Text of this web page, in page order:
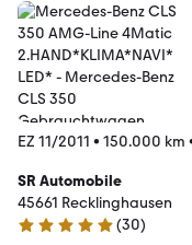
EZ 11/2011 • 150.000 km
SR Automobile
45661 Recklinghausen
5 Sterne
(30)